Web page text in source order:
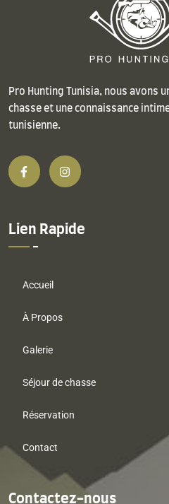
Pro Hunting Tunisia, nous avons
chasse et une connaissance
tunisienne.
Lien Rapide
Accueil
À Propos
Galerie
Séjour de chasse
Réservation
Contact
Contactez-nous